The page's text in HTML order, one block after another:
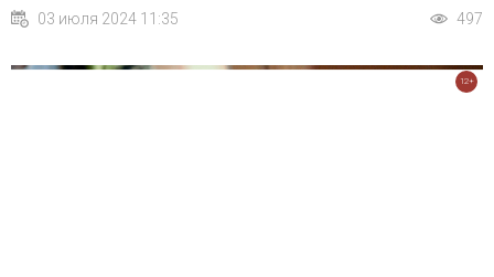
03 июля 2024 11:35
497
12+